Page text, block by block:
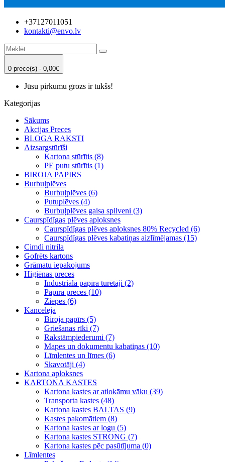
+37127011051
kontakti@envo.lv
0 prece(s) - 0,00€
Jūsu pirkumu grozs ir tukšs!
Kategorijas
Sākums
Akcijas Preces
BLOGA RAKSTI
Aizsargstūrīši
Kartona stūrītis (8)
PE putu stūrītis (1)
BIROJA PAPĪRS
Burbuļplēves
Burbuļplēves (6)
Putuplēves (4)
Burbuļplēves gaisa spilveni (3)
Caurspīdīgas plēves aploksnes
Caurspīdīgas plēves aploksnes 80% Recycled (6)
Caurspīdīgas plēves kabatiņas aizlīmējamas (15)
Cimdi nitrila
Gofrēts kartons
Grāmatu iepakojums
Higiēnas preces
Industriālā papīra turētāji (2)
Papīra preces (10)
Ziepes (6)
Kanceleja
Biroja papīrs (5)
Griešanas rīki (7)
Rakstāmpiederumi (7)
Mapes un dokumentu kabatiņas (10)
Līmlentes un līmes (6)
Skavotāji (4)
Kartona aploksnes
KARTONA KASTES
Kartona kastes ar atlokāmu vāku (39)
Transporta kastes (48)
Kartona kastes BALTAS (9)
Kastes pakomātiem (8)
Kartona kastes ar logu (5)
Kartona kastes STRONG (7)
Kartona kastes pēc pasūtījuma (0)
Līmlentes